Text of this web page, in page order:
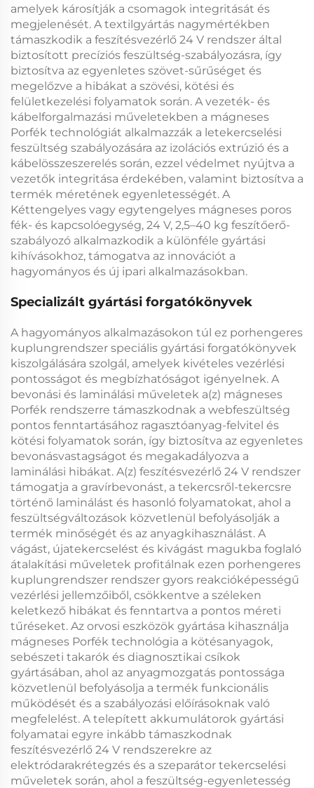
amelyek károsítják a csomagok integritását és
megjelenését. A textilgyártás nagymértékben
támaszkodik a feszítésvezérlő 24 V rendszer által
biztosított precíziós feszültség-szabályozásra, így
biztosítva az egyenletes szövet-sűrűséget és
megelőzve a hibákat a szövési, kötési és
felületkezelési folyamatok során. A vezeték- és
kábelforgalmazási műveletekben a mágneses
Porfék technológiát alkalmazzák a letekercselési
feszültség szabályozására az izolációs extrúzió és a
kábelösszeszerelés során, ezzel védelmet nyújtva a
vezetők integritása érdekében, valamint biztosítva a
termék méretének egyenletességét. A
Kéttengelyes vagy egytengelyes mágneses poros
fék- és kapcsolóegység, 24 V, 2,5–40 kg feszítőerő-
szabályozó alkalmazkodik a különféle gyártási
kihívásokhoz, támogatva az innovációt a
hagyományos és új ipari alkalmazásokban.
Specializált gyártási forgatókönyvek
A hagyományos alkalmazásokon túl ez porhengeres
kuplungrendszer speciális gyártási forgatókönyvek
kiszolgálására szolgál, amelyek kivételes vezérlési
pontosságot és megbízhatóságot igényelnek. A
bevonási és laminálási műveletek a(z) mágneses
Porfék rendszerre támaszkodnak a webfeszültség
pontos fenntartásához ragasztóanyag-felvitel és
kötési folyamatok során, így biztosítva az egyenletes
bevonásvastagságot és megakadályozva a
laminálási hibákat. A(z) feszítésvezérlő 24 V rendszer
támogatja a gravírbevonást, a tekercsről-tekercsre
történő laminálást és hasonló folyamatokat, ahol a
feszültségváltozások közvetlenül befolyásolják a
termék minőségét és az anyagkihasználást. A
vágást, újatekercselést és kivágást magukba foglaló
átalakítási műveletek profitálnak ezen porhengeres
kuplungrendszer rendszer gyors reakcióképességű
vezérlési jellemzőiből, csökkentve a széleken
keletkező hibákat és fenntartva a pontos méreti
tűréseket. Az orvosi eszközök gyártása kihasználja
mágneses Porfék technológia a kötésanyagok,
sebészeti takarók és diagnosztikai csíkok
gyártásában, ahol az anyagmozgatás pontossága
közvetlenül befolyásolja a termék funkcionális
működését és a szabályozási előírásoknak való
megfelelést. A telepített akkumulátorok gyártási
folyamatai egyre inkább támaszkodnak
feszítésvezérlő 24 V rendszerekre az
elektródarakrétegzés és a szeparátor tekercselési
műveletek során, ahol a feszültség-egyenletesség